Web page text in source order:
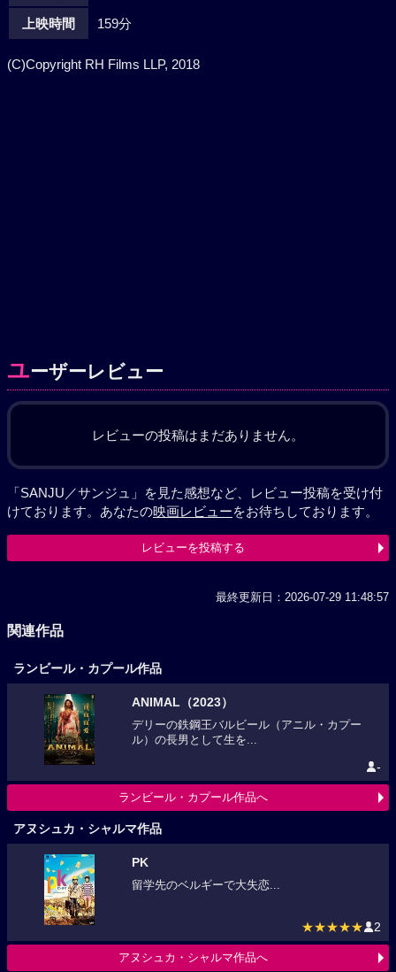
上映時間 159分
(C)Copyright RH Films LLP, 2018
ユーザーレビュー
レビューの投稿はまだありません。
「SANJU／サンジュ」を見た感想など、レビュー投稿を受け付
けております。あなたの映画レビューをお待ちしております。
レビューを投稿する
最終更新日：2026-07-29 11:48:57
関連作品
ランビール・カプール作品
ANIMAL（2023）
デリーの鉄鋼王バルビール（アニル・カプー
ル）の長男として生を...
-
ランビール・カプール作品へ
アヌシュカ・シャルマ作品
PK
留学先のベルギーで大失恋...
★★★★★ 2
アヌシュカ・シャルマ作品へ